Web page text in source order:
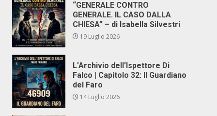
“GENERALE CONTRO
GENERALE. IL CASO DALLA
CHIESA” – di Isabella Silvestri
19 Luglio 2026
L’Archivio dell’Ispettore Di
Falco | Capitolo 32: Il Guardiano
del Faro
14 Luglio 2026